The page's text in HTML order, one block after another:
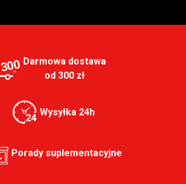
300 Darmowa dostawa
od 300 zł
Wysyłka 24h
Porady suplementacyjne